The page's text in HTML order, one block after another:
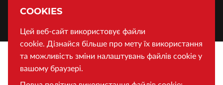
COOKIES
Цей веб-сайт використовує файли
cookie. Дізнайся більше про мету їх використання
та можливість зміни налаштувань файлів cookie у
вашому браузері.
Воєводська Публічна Бібліотека у Кракові